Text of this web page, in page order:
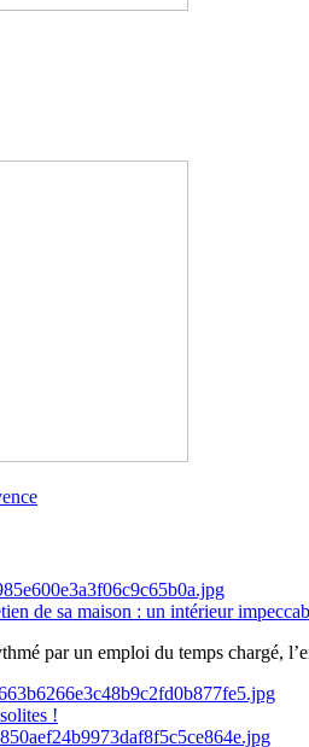
de sa maison : un intérieur
par un emploi du temps chargé,
!